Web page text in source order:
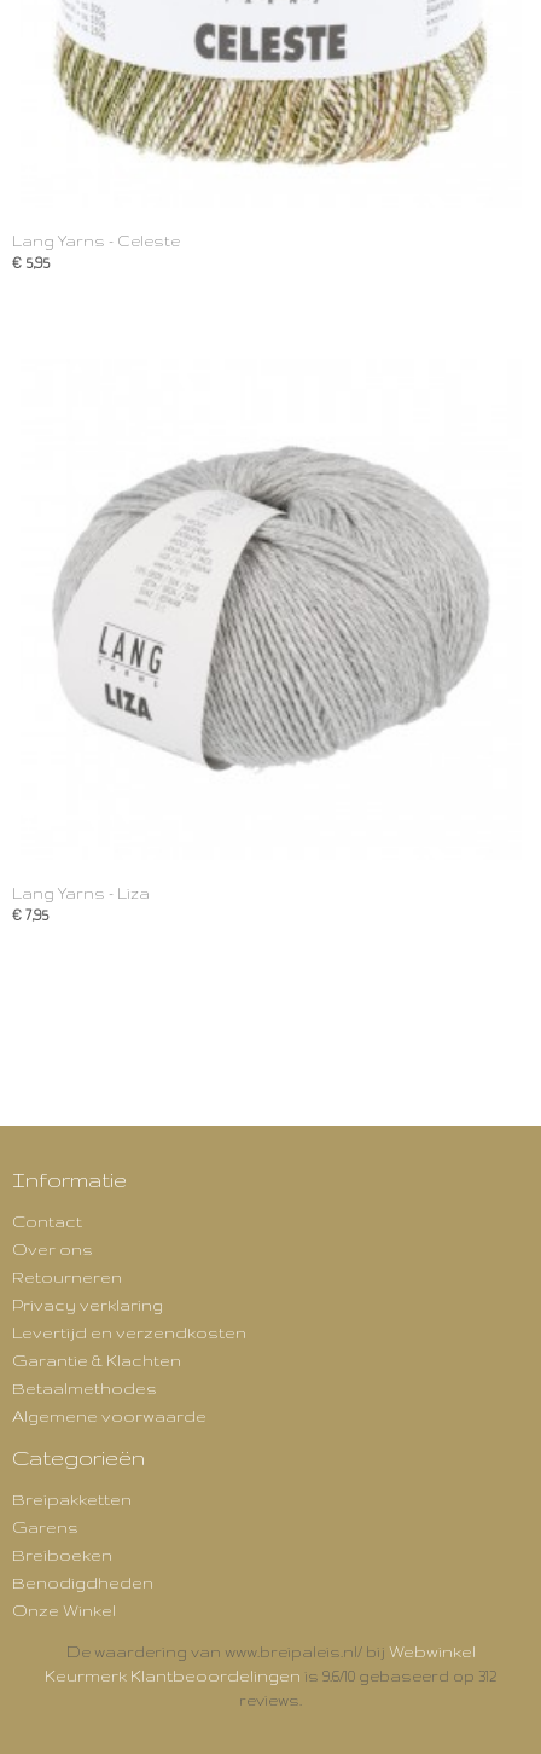
Lang Yarns - Celeste
€ 5,95
Lang Yarns - Liza
€ 7,95
Informatie
Contact
Over ons
Retourneren
Privacy verklaring
Levertijd en verzendkosten
Garantie & Klachten
Betaalmethodes
Algemene voorwaarde
Categorieën
Breipakketten
Garens
Breiboeken
Benodigdheden
Onze Winkel
De waardering van www.breipaleis.nl/ bij Webwinkel
Keurmerk Klantbeoordelingen is 9.6/10 gebaseerd op 312
reviews.